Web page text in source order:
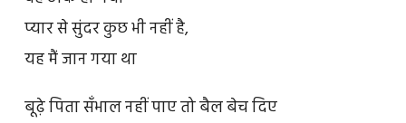
प्यार से सुंदर कुछ भी नहीं है,
यह मैं जान गया था
बूढ़े पिता सँभाल नहीं पाए तो बैल बेच दिए